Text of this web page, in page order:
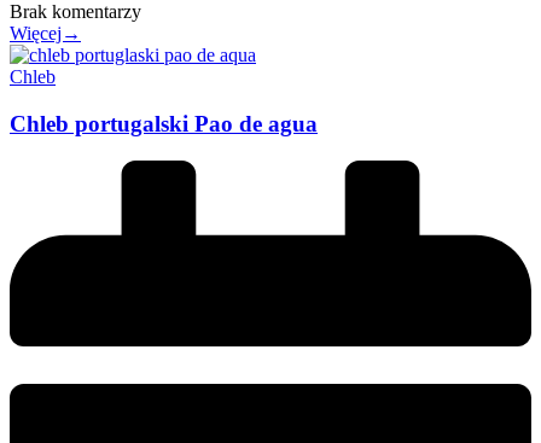
Brak komentarzy
Więcej→
Chleb
Chleb portugalski Pao de agua